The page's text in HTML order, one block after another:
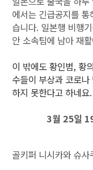
에서는 긴급공지를
습니다. 일본행 비행
안 소속팀에 남아 재
이 밖에도 황인범, 황
수들이 부상과 코로
하지 못한다고 하네요.
3월 25일
골키퍼 니시카와 슈